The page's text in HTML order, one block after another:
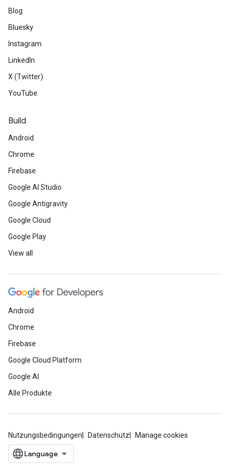
Blog
Bluesky
Instagram
LinkedIn
X (Twitter)
YouTube
Build
Android
Chrome
Firebase
Google AI Studio
Google Antigravity
Google Cloud
Google Play
View all
Android
Chrome
Firebase
Google Cloud Platform
Google AI
Alle Produkte
Nutzungsbedingungen Datenschutz Manage cookies